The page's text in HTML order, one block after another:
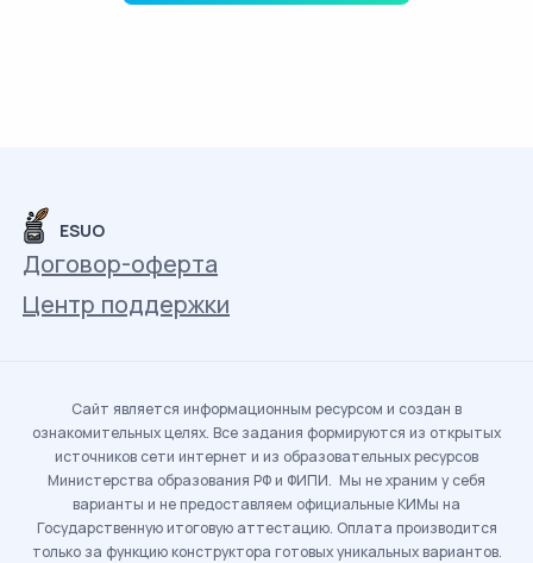
ESUO
Договор-оферта
Центр поддержки
Сайт является информационным ресурсом и создан в
ознакомительных целях. Все задания формируются из открытых
источников сети интернет и из образовательных ресурсов
Министерства образования РФ и ФИПИ. Мы не храним у себя
варианты и не предоставляем официальные КИМы на
Государственную итоговую аттестацию. Оплата производится
только за функцию конструктора готовых уникальных вариантов.